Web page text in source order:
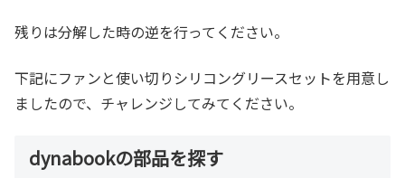
残りは分解した時の逆を行ってください。
下記にファンと使い切りシリコングリースセットを用意し
ましたので、チャレンジしてみてください。
dynabookの部品を探す